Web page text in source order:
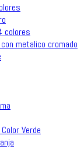
colores
metalico cromado
Verde